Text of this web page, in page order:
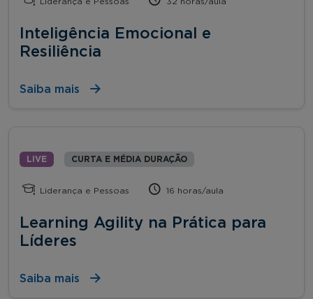
Inteligência Emocional e
Resiliência
Saiba mais
LIVE CURTA E MÉDIA DURAÇÃO
Liderança e Pessoas 16 horas/aula
Learning Agility na Prática para
Líderes
Saiba mais